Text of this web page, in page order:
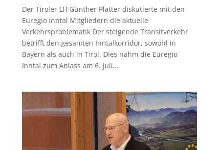
Der Tiroler LH Günther Platter diskutierte mit den
Euregio Inntal Mitgliedern die aktuelle
Verkehrsproblematik Der steigende Transitverkehr
betrifft den gesamten Inntalkorridor, sowohl in
Bayern als auch in Tirol. Dies nahm die Euregio
Inntal zum Anlass am 6. Juli...